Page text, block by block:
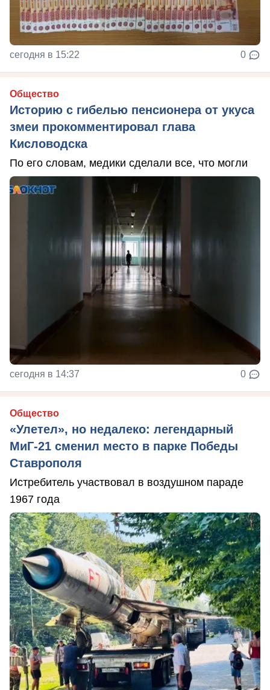
сегодня в 15:22 0
Общество
Историю с гибелью пенсионера от укуса
змеи прокомментировал глава
Кисловодска
По его словам, медики сделали все, что могли
сегодня в 14:37 0
Общество
«Улетел», но недалеко: легендарный
МиГ-21 сменил место в парке Победы
Ставрополя
Истребитель участвовал в воздушном параде
1967 года